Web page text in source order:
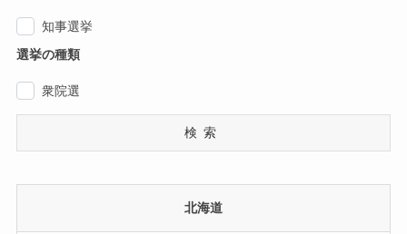
知事選挙
選挙の種類
衆院選
検索
北海道